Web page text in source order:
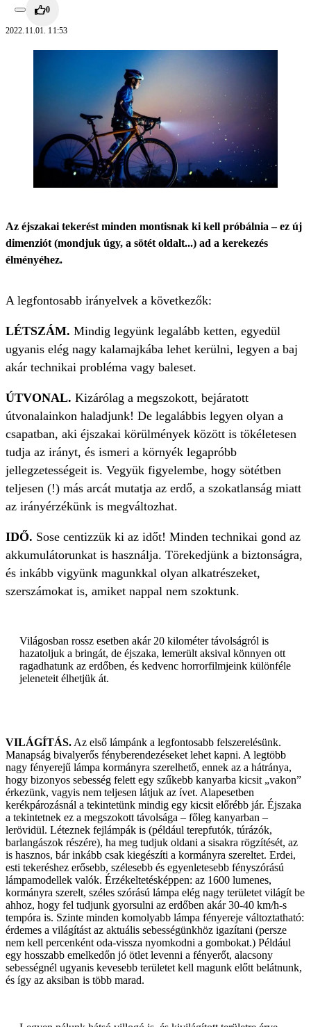
0
2022.11.01. 11:53
Az éjszakai tekerést minden montisnak ki kell próbálnia – ez új
dimenziót (mondjuk úgy, a sötét oldalt...) ad a kerekezés
élményéhez.
A legfontosabb irányelvek a következők:
LÉTSZÁM. Mindig legyünk legalább ketten, egyedül
ugyanis elég nagy kalamajkába lehet kerülni, legyen a baj
akár technikai probléma vagy baleset.
ÚTVONAL. Kizárólag a megszokott, bejáratott
útvonalainkon haladjunk! De legalábbis legyen olyan a
csapatban, aki éjszakai körülmények között is tökéletesen
tudja az irányt, és ismeri a környék legapróbb
jellegzetességeit is. Vegyük figyelembe, hogy sötétben
teljesen (!) más arcát mutatja az erdő, a szokatlanság miatt
az irányérzékünk is megváltozhat.
IDŐ. Sose centizzük ki az időt! Minden technikai gond az
akkumulátorunkat is használja. Törekedjünk a biztonságra,
és inkább vigyünk magunkkal olyan alkatrészeket,
szerszámokat is, amiket nappal nem szoktunk.
Világosban rossz esetben akár 20 kilométer távolságról is
hazatoljuk a bringát, de éjszaka, lemerült aksival könnyen ott
ragadhatunk az erdőben, és kedvenc horrorfilmjeink különféle
jeleneteit élhetjük át.
VILÁGÍTÁS. Az első lámpánk a legfontosabb felszerelésünk.
Manapság bivalyerős fényberendezéseket lehet kapni. A legtöbb
nagy fényerejű lámpa kormányra szerelhető, ennek az a hátránya,
hogy bizonyos sebesség felett egy szűkebb kanyarba kicsit „vakon”
érkezünk, vagyis nem teljesen látjuk az ívet. Alapesetben
kerékpározásnál a tekintetünk mindig egy kicsit előrébb jár. Éjszaka
a tekintetnek ez a megszokott távolsága – főleg kanyarban –
lerövidül. Léteznek fejlámpák is (például terepfutók, túrázók,
barlangászok részére), ha meg tudjuk oldani a sisakra rögzítését, az
is hasznos, bár inkább csak kiegészíti a kormányra szereltet. Erdei,
esti tekeréshez erősebb, szélesebb és egyenletesebb fényszórású
lámpamodellek valók. Érzékeltetésképpen: az 1600 lumenes,
kormányra szerelt, széles szórású lámpa elég nagy területet világít be
ahhoz, hogy fel tudjunk gyorsulni az erdőben akár 30-40 km/h-s
tempóra is. Szinte minden komolyabb lámpa fényereje változtatható:
érdemes a világítást az aktuális sebességünkhöz igazítani (persze
nem kell percenként oda-vissza nyomkodni a gombokat.) Például
egy hosszabb emelkedőn jó ötlet levenni a fényerőt, alacsony
sebességnél ugyanis kevesebb területet kell magunk előtt belátnunk,
és így az aksiban is több marad.